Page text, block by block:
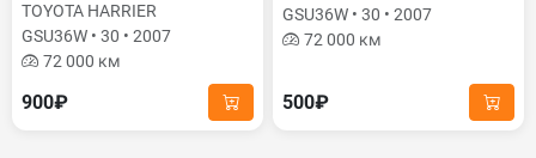
TOYOTA HARRIER
GSU36W • 30 • 2007
72 000 км
900₽
GSU36W • 30 • 2007
72 000 км
500₽